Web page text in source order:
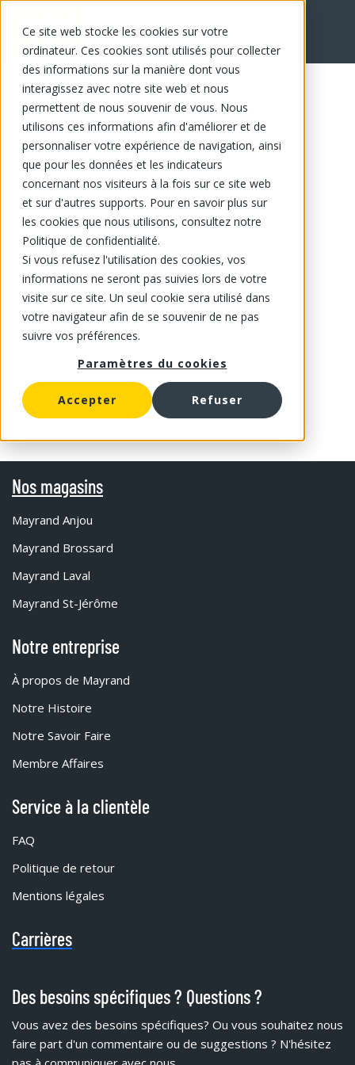
Ce site web stocke les cookies sur votre
ordinateur. Ces cookies sont utilisés pour collecter
des informations sur la manière dont vous
interagissez avec notre site web et nous
permettent de nous souvenir de vous. Nous
utilisons ces informations afin d'améliorer et de
personnaliser votre expérience de navigation, ainsi
que pour les données et les indicateurs
concernant nos visiteurs à la fois sur ce site web
et sur d'autres supports. Pour en savoir plus sur
les cookies que nous utilisons, consultez notre
Politique de confidentialité.
Si vous refusez l'utilisation des cookies, vos
informations ne seront pas suivies lors de votre
visite sur ce site. Un seul cookie sera utilisé dans
votre navigateur afin de se souvenir de ne pas
suivre vos préférences.
Paramètres du cookies
Accepter Refuser
Ce produit n'est plus disponible.
Nos magasins
Mayrand Anjou
Mayrand Brossard
Mayrand Laval
Mayrand St-Jérôme
Notre entreprise
À propos de Mayrand
Notre Histoire
Notre Savoir Faire
Membre Affaires
Service à la clientèle
FAQ
Politique de retour
Mentions légales
Carrières
Des besoins spécifiques ? Questions ?
Vous avez des besoins spécifiques? Ou vous souhaitez nous
faire part d'un commentaire ou de suggestions ? N'hésitez